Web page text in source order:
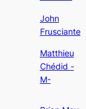
John
Frusciante
Matthieu
Chédid -
M-